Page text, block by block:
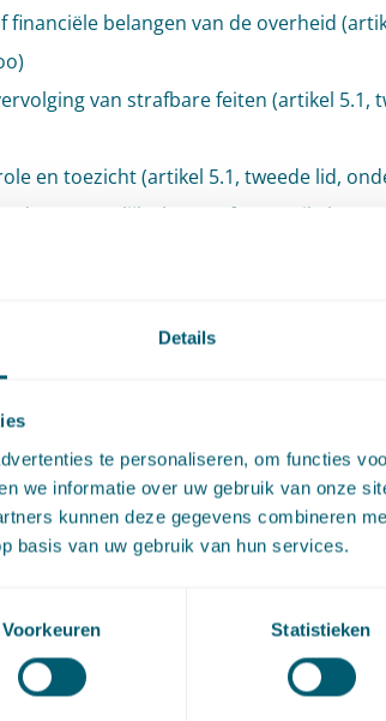
Details
te personaliseren, om functies
we informatie over uw gebruik van onze
kunnen deze gegevens combineren
basis van uw gebruik van hun services.
Voorkeuren Statistieken
financiële belangen van de overheid
van strafbare feiten (artikel 5.1,
en toezicht (artikel 5.1, tweede lid,
de persoonlijke levenssfeer (artikel 5.1,
het milieu (artikel 5.1, tweede lid, onder
personen en bedrijven en voorkomen van
lid, onder h, Woo)
van overheidsorganen (artikel 5.1,
artikel 5.1, tweede lid, Woo, zijn niet nieuw.
met de uitzonderingsgronden